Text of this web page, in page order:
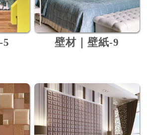
5 壁材｜壁紙-9